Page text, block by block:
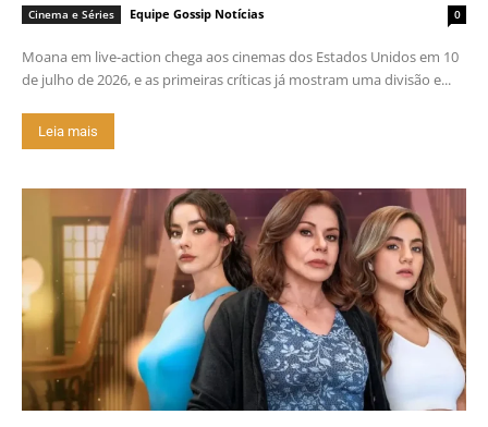
Cinema e Séries Equipe Gossip Notícias 0
Moana em live-action chega aos cinemas dos Estados Unidos em 10
de julho de 2026, e as primeiras críticas já mostram uma divisão e...
Leia mais